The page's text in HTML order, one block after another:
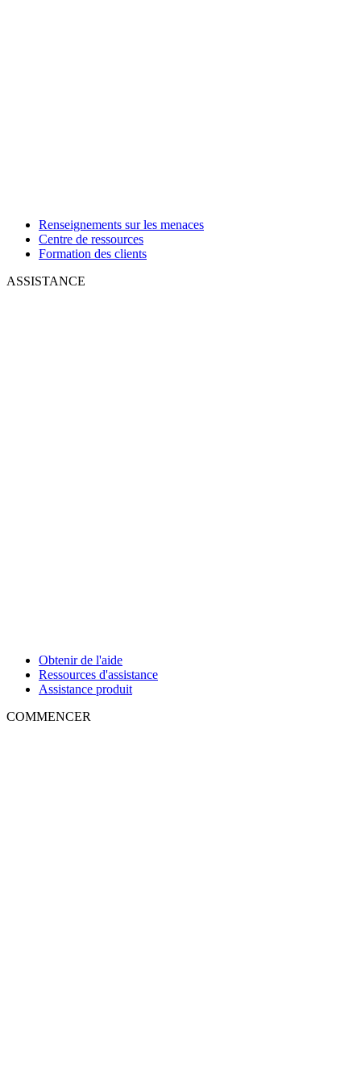
Renseignements sur les menaces
Centre de ressources
Formation des clients
ASSISTANCE
Obtenir de l'aide
Ressources d'assistance
Assistance produit
COMMENCER